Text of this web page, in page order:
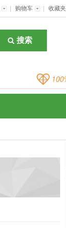
购物车 收藏夹
搜索